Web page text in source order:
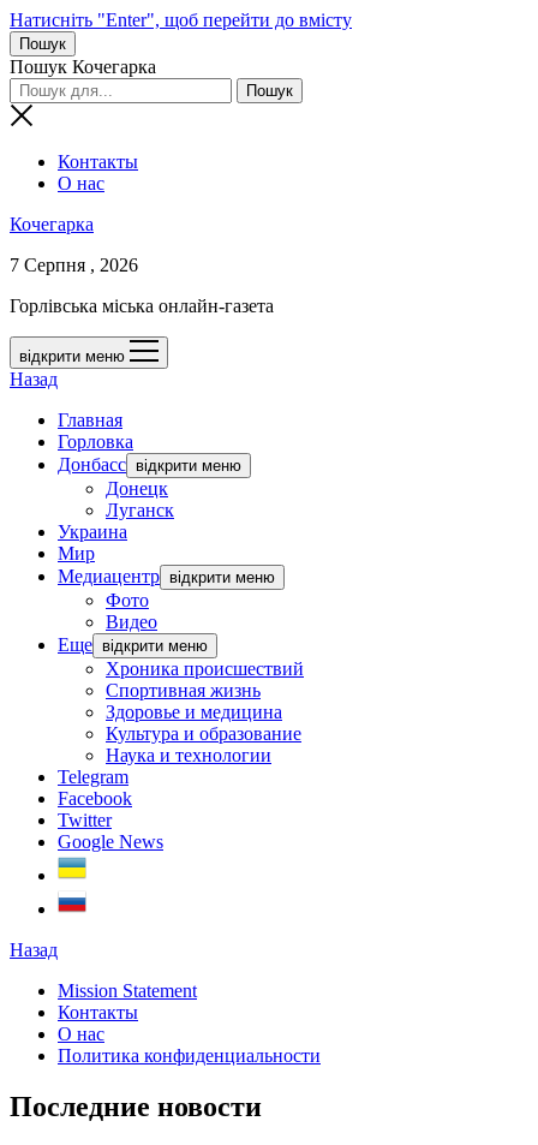
Натисніть "Enter", щоб перейти до вмісту
Пошук
Пошук Кочегарка
Контакты
О нас
Кочегарка
7 Серпня , 2026
Горлівська міська онлайн-газета
відкрити меню
Назад
Главная
Горловка
Донбасс відкрити меню
Донецк
Луганск
Украина
Мир
Медиацентр відкрити меню
Фото
Видео
Еще відкрити меню
Хроника происшествий
Спортивная жизнь
Здоровье и медицина
Культура и образование
Наука и технологии
Telegram
Facebook
Twitter
Google News
Назад
Mission Statement
Контакты
О нас
Политика конфиденциальности
Последние новости